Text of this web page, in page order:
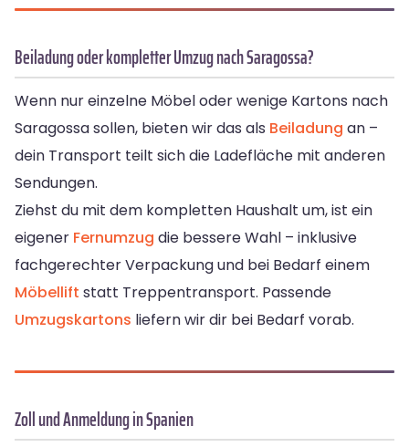
Beiladung oder kompletter Umzug nach Saragossa?
Wenn nur einzelne Möbel oder wenige Kartons nach
Saragossa sollen, bieten wir das als Beiladung an –
dein Transport teilt sich die Ladefläche mit anderen
Sendungen.
Ziehst du mit dem kompletten Haushalt um, ist ein
eigener Fernumzug die bessere Wahl – inklusive
fachgerechter Verpackung und bei Bedarf einem
Möbellift statt Treppentransport. Passende
Umzugskartons liefern wir dir bei Bedarf vorab.
Zoll und Anmeldung in Spanien